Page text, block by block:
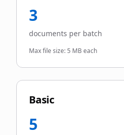
3
documents per batch
Max file size: 5 MB each
Basic
5